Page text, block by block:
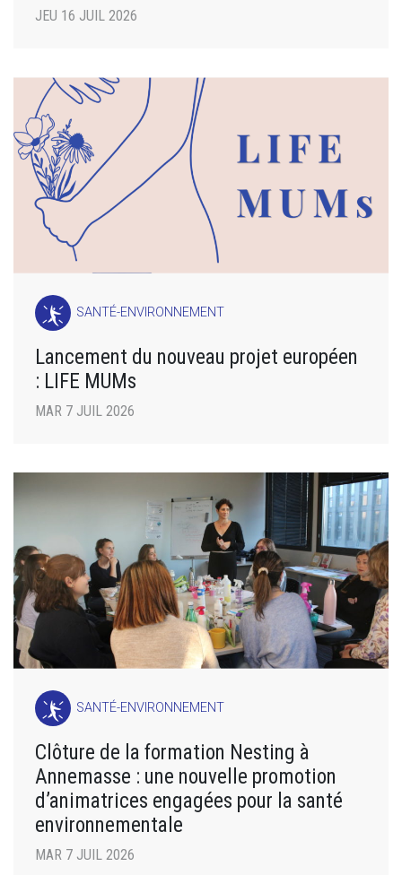
JEU 16 JUIL 2026
SANTÉ-ENVIRONNEMENT
Lancement du nouveau projet européen
: LIFE MUMs
MAR 7 JUIL 2026
SANTÉ-ENVIRONNEMENT
Clôture de la formation Nesting à
Annemasse : une nouvelle promotion
d’animatrices engagées pour la santé
environnementale
MAR 7 JUIL 2026